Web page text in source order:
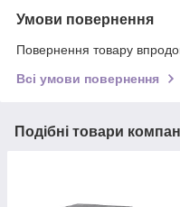
Умови повернення
Повернення товару
Всі умови повернення
Подібні товари